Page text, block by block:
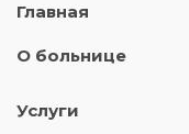
Главная
О больнице
Услуги